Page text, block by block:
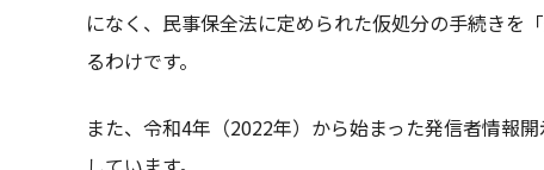
になく、民事保全法に定められた仮処分の手続きを
るわけです。
また、令和4年（2022年）から始まった発信者情報